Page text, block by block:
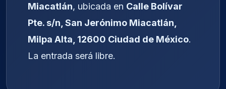
Miacatlán, ubicada en Calle Bolívar
Pte. s/n, San Jerónimo Miacatlán,
Milpa Alta, 12600 Ciudad de México.
La entrada será libre.